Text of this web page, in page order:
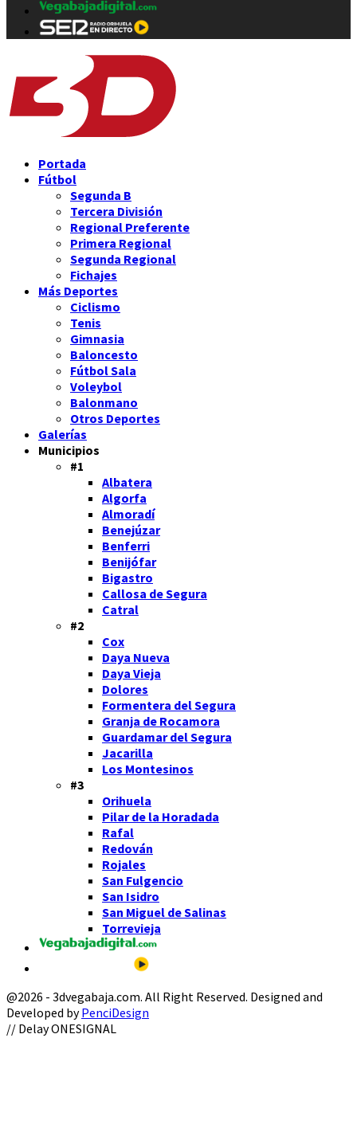
Portada
Fútbol
Segunda B
Tercera División
Regional Preferente
Primera Regional
Segunda Regional
Fichajes
Más Deportes
Ciclismo
Tenis
Gimnasia
Baloncesto
Fútbol Sala
Voleybol
Balonmano
Otros Deportes
Galerías
Municipios
#1
Albatera
Algorfa
Almoradí
Benejúzar
Benferri
Benijófar
Bigastro
Callosa de Segura
Catral
#2
Cox
Daya Nueva
Daya Vieja
Dolores
Formentera del Segura
Granja de Rocamora
Guardamar del Segura
Jacarilla
Los Montesinos
#3
Orihuela
Pilar de la Horadada
Rafal
Redován
Rojales
San Fulgencio
San Isidro
San Miguel de Salinas
Torrevieja
@2026 - 3dvegabaja.com. All Right Reserved. Designed and
Developed byPenciDesign
Facebook
Twitter
Instagram
Youtube
Email
// Delay ONESIGNAL